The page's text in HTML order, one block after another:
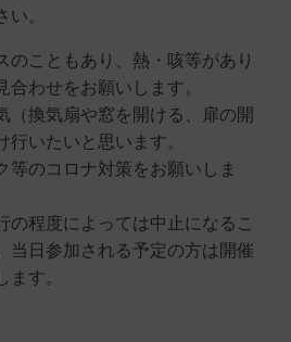
い。
のこともあり、熱・咳等があり
わせをお願いします。
（換気扇や窓を開ける、扉の開
いたいと思います。
等のコロナ対策をお願いしま
の程度によっては中止になるこ
当日参加される予定の方は開催
ます。